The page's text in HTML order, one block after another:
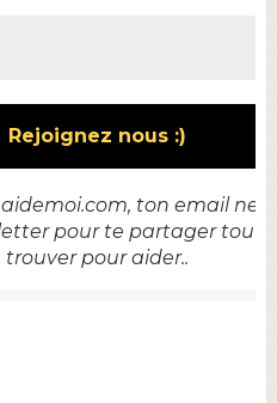
ton email ne
pour te partager tout
trouver pour aider..